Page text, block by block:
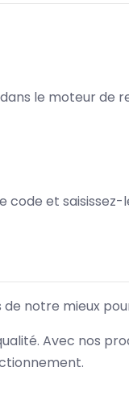
le moteur de
code et
notre mieux
Avec nos